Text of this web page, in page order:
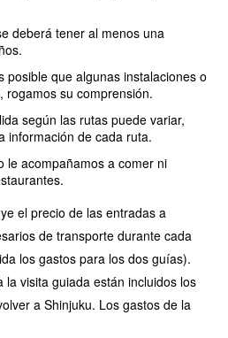
deberá tener al menos una
posible que algunas instalaciones o
rogamos su comprensión.
según las rutas puede variar,
información de cada ruta.
le acompañamos a comer ni
el precio de las entradas a
de transporte durante cada
los gastos para los dos guías).
la visita guiada están incluidos los
a Shinjuku. Los gastos de la